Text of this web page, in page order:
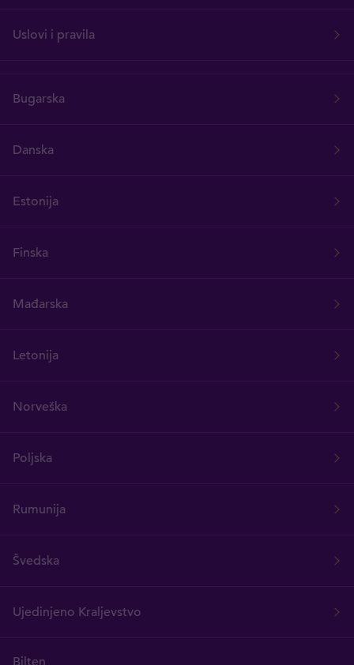
Uslovi i pravila
Bugarska
Danska
Estonija
Finska
Mađarska
Letonija
Norveška
Poljska
Rumunija
Švedska
Ujedinjeno Kraljevstvo